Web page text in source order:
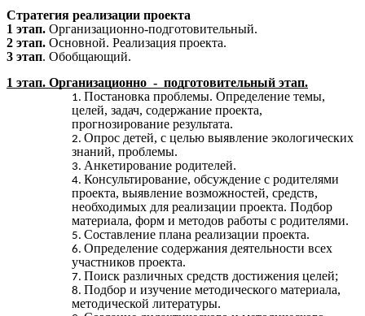
Стратегия реализации проекта
1 этап. Организационно-подготовительный.
2 этап. Основной. Реализация проекта.
3 этап. Обобщающий.
1 этап. Организационно - подготовительный этап.
Постановка проблемы. Определение темы,
целей, задач, содержание проекта,
прогнозирование результата.
Опрос детей, с целью выявление экологических
знаний, проблемы.
Анкетирование родителей.
Консультирование, обсуждение с родителями
проекта, выявление возможностей, средств,
необходимых для реализации проекта. Подбор
материала, форм и методов работы с родителями.
Составление плана реализации проекта.
Определение содержания деятельности всех
участников проекта.
Поиск различных средств достижения целей;
Подбор и изучение методического материала,
методической литературы.